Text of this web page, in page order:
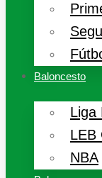
Baloncesto
Liga
LEB
NBA